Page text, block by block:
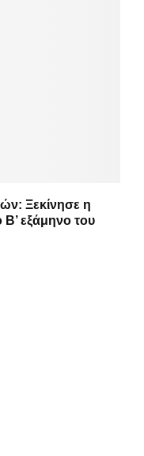
Ξεκίνησε η
εξάμηνο του